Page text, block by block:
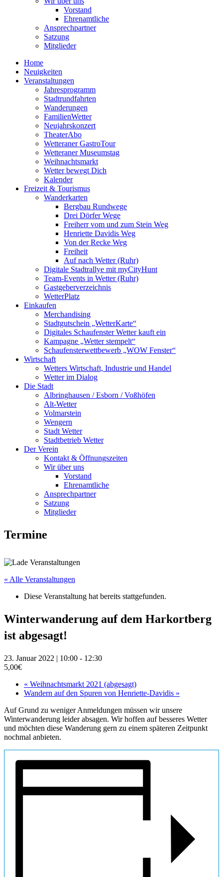
Vorstand
Ehrenamtliche
Ansprechpartner
Satzung
Mitglieder
Home
Neuigkeiten
Veranstaltungen
Jahresprogramm
Stadtrundfahrten
Wanderungen
FamilienWetter
Neujahrskonzert
TheaterAbo
Wetteraner GastroTour
Wetteraner Museumstag
Weihnachtsmarkt
Wetter bewegt Dich
Kalender
Freizeit & Tourismus
Wanderkarten
Bergbau Rundwege
Drei Dörfer Wege
Freiherr vom und zum Stein Weg
Henriette Davidis Weg
Von der Recke Weg
Freiheit
Auf nach Wetter (Ruhr)
Digitale Stadtrallye mit myCityHunt
Team-Events in Wetter (Ruhr)
Gastgeberverzeichnis
WetterPlatz
Einkaufen
Merchandising
Stadtgutschein „WetterKarte“
Digitales Schaufenster Wetter kauft ein
Kampagne „Wetter stempelt“
Schaufensterwettbewerb „WOW Fenster“
Wirtschaft
Wetters Wirtschaft, Industrie und Handel
Wetter im Dialog
Die Stadt
Albringhausen / Esborn / Voßhöfen
Alt-Wetter​
Volmarstein
Wengern
Stadt Wetter
Stadtbetrieb Wetter
Der Verein
Kontakt & Öffnungszeiten
Wir über uns
Vorstand
Ehrenamtliche
Ansprechpartner
Satzung
Mitglieder
Termine
« Alle Veranstaltungen
Diese Veranstaltung hat bereits stattgefunden.
Winterwanderung auf dem Harkortberg
ist abgesagt!
23. Januar 2022 | 10:00 - 12:30
5,00€
« Weihnachtsmarkt 2021 (abgesagt)
Wandern auf den Spuren von Henriette-Davidis »
Auf Grund zu weniger Anmeldungen müssen wir unsere
Winterwanderung leider absagen. Wir hoffen auf besseres Wetter
und möchten diese Wanderung gern zu einem späteren Zeitpunkt
nochmal anbieten.